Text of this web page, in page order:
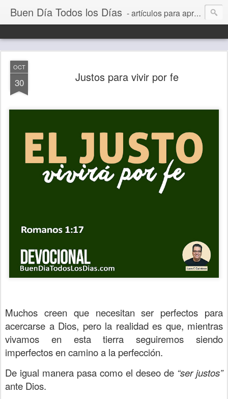
Buen Día Todos los Días - artículos para aprender a vivir mejor, un día a la vez. Por Juan C Quintero
OCT
30 Justos para vivir por fe
Muchos creen que necesitan ser perfectos para
acercarse a Dios, pero la realidad es que, mientras
vivamos en esta tierra seguiremos siendo
imperfectos en camino a la perfección.
De igual manera pasa como el deseo de “ser justos”
ante Dios.